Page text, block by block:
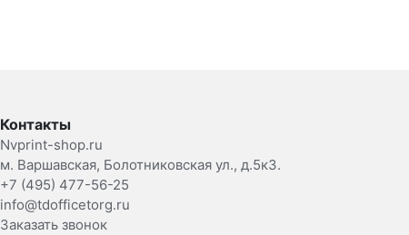
Контакты
Nvprint-shop.ru
м. Варшавская, Болотниковская ул., д.5к3.
+7 (495) 477-56-25
info@tdofficetorg.ru
Заказать звонок